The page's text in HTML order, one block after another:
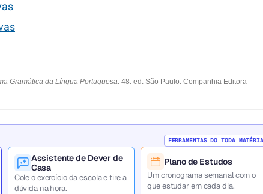
Gramática da Língua Portuguesa. 48. ed. São Paulo: Companhia Editora
FERRAMENTAS DO TODA MATÉRIA
Assistente de Dever de
Casa
Cole o exercício da escola e tire a
dúvida na hora.
Plano de Estudos
Um cronograma semanal com o
que estudar em cada dia.